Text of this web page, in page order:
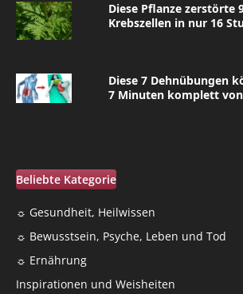
Diese Pflanze zerstörte
Krebszellen in nur 16
Diese 7 Dehnübungen
7 Minuten komplett
Beliebte Kategorie
☼ Gesundheit, Heilwissen
☼ Bewusstsein, Psyche, Leben und Tod
☼ Ernährung
Inspirationen und Weisheiten